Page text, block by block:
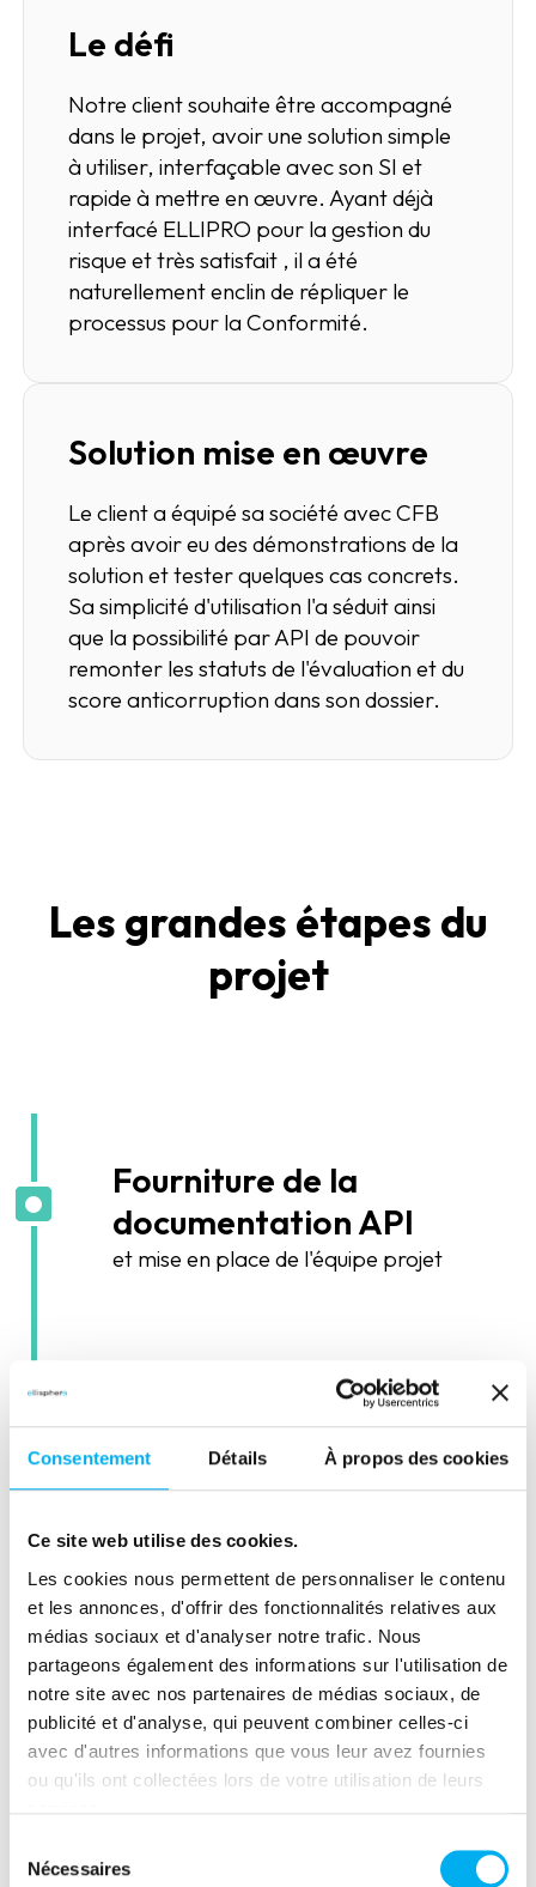
Consentement Détails À propos des cookies
Ce site web utilise des cookies.
Les cookies nous permettent de personnaliser le contenu
et les annonces, d'offrir des fonctionnalités relatives aux
médias sociaux et d'analyser notre trafic. Nous
partageons également des informations sur l'utilisation de
notre site avec nos partenaires de médias sociaux, de
publicité et d'analyse, qui peuvent combiner celles-ci
avec d'autres informations que vous leur avez fournies
ou qu'ils ont collectées lors de votre utilisation de leurs
Nécessaires
Le défi
Notre client souhaite être accompagné
dans le projet, avoir une solution simple
à utiliser, interfaçable avec son SI et
rapide à mettre en œuvre. Ayant déjà
interfacé ELLIPRO pour la gestion du
risque et très satisfait , il a été
naturellement enclin de répliquer le
processus pour la Conformité.
Solution mise en œuvre
Le client a équipé sa société avec CFB
après avoir eu des démonstrations de la
solution et tester quelques cas concrets.
Sa simplicité d'utilisation l'a séduit ainsi
que la possibilité par API de pouvoir
remonter les statuts de l'évaluation et du
score anticorruption dans son dossier.
Les grandes étapes du
projet
Fourniture de la
documentation API
et mise en place de l'équipe projet
Paramétrage de la
solution avec les
client
Ouverture de
l'instance client après